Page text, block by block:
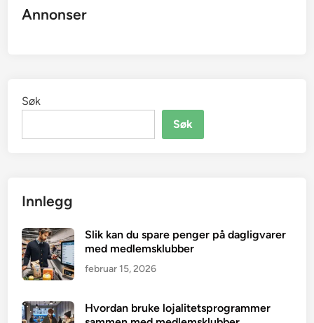
Annonser
Søk
Søk
Innlegg
Slik kan du spare penger på dagligvarer
med medlemsklubber
februar 15, 2026
Hvordan bruke lojalitetsprogrammer